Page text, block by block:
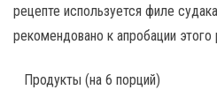
рецепте используется филе
рекомендовано к апробации
Продукты (на 6 порций)